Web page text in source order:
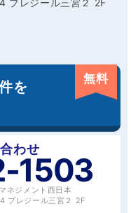
プレジール三宮２ 2F
を
無料
わせ
1503
ネジメント西日本
プレジール三宮２ 2F